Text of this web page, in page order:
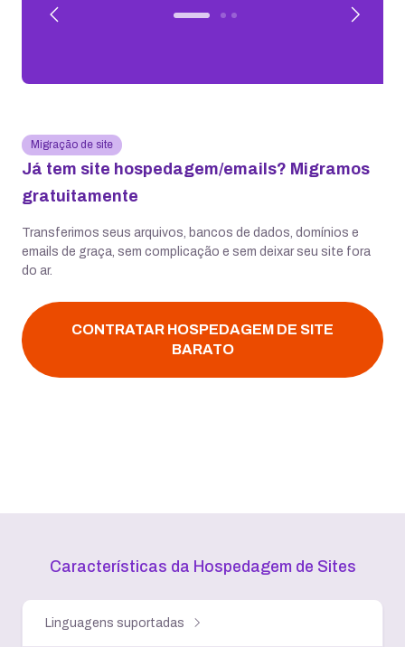
Migração de site
Já tem site hospedagem/emails? Migramos
gratuitamente
Transferimos seus arquivos, bancos de dados, domínios e
emails de graça, sem complicação e sem deixar seu site fora
do ar.
CONTRATAR HOSPEDAGEM DE SITE
BARATO
Características da Hospedagem de Sites
Linguagens suportadas